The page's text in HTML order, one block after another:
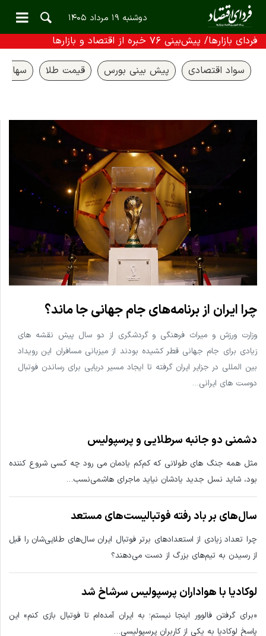
دوشنبه ۱۹ مرداد ۱۴۰۵
فردای بازارها/ پیش‌بینی ۷۶ خبره از اقتصاد و بازارها
سواد اقتصادی پیش بینی بورس قیمت طلا سهام
چرا ایران از برنامه‌های جام جهانی جا ماند؟
وزارت ورزش و میراث فرهنگی و گردشگری از دو سال پیش نقشه های
زیادی برای جام جهانی قطر کشیده بودند از میزبانی مسافران این رویداد
بین المللی در جزایر ایران گرفته تا ایجاد مسیر دریایی برای رساندن فوتبال
دوست های ایرانی…
دشمنی دو جانبه سرطلایی و پرسپولیس
مثل همه جنگ های طولانی که کم‌کم یادمان می رود چه کسی شروع کننده
بود، شاید نسل جدید یادشان نیاید ماجرای هاشمی‌نسب…
سال‌های بر باد رفته فوتبالیست‌های مستعد
چرا تعداد زیادی از استعدادهای برتر فوتبال ایران سال‌های طلایی‌شان را قبل
از رسیدن به تیم‌های بزرگ از دست می‌دهند؟
لوکادیا با هواداران پرسپولیس سرشاخ شد
«برای گرفتن فالوور اینجا نیستم؛ به ایران آمده‌ام تا فوتبال بازی کنم» این
پاسخ لوکادیا به یکی از کاربران پرسپولیسی…